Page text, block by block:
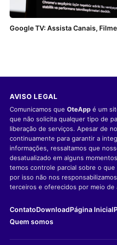
Google TV: Assista Canais,
AVISO LEGAL
Comunicamos que OteApp é um
que não solicita qualquer tipo de
liberação de serviços. Apesar de
continuamente para garantir a
informações, ressaltamos que
desatualizado em alguns
temos controle parcial sobre o
por isso não nos
terceiros e oferecidos por meio de
ContatoDownloadPágina Inicial
Quem somos